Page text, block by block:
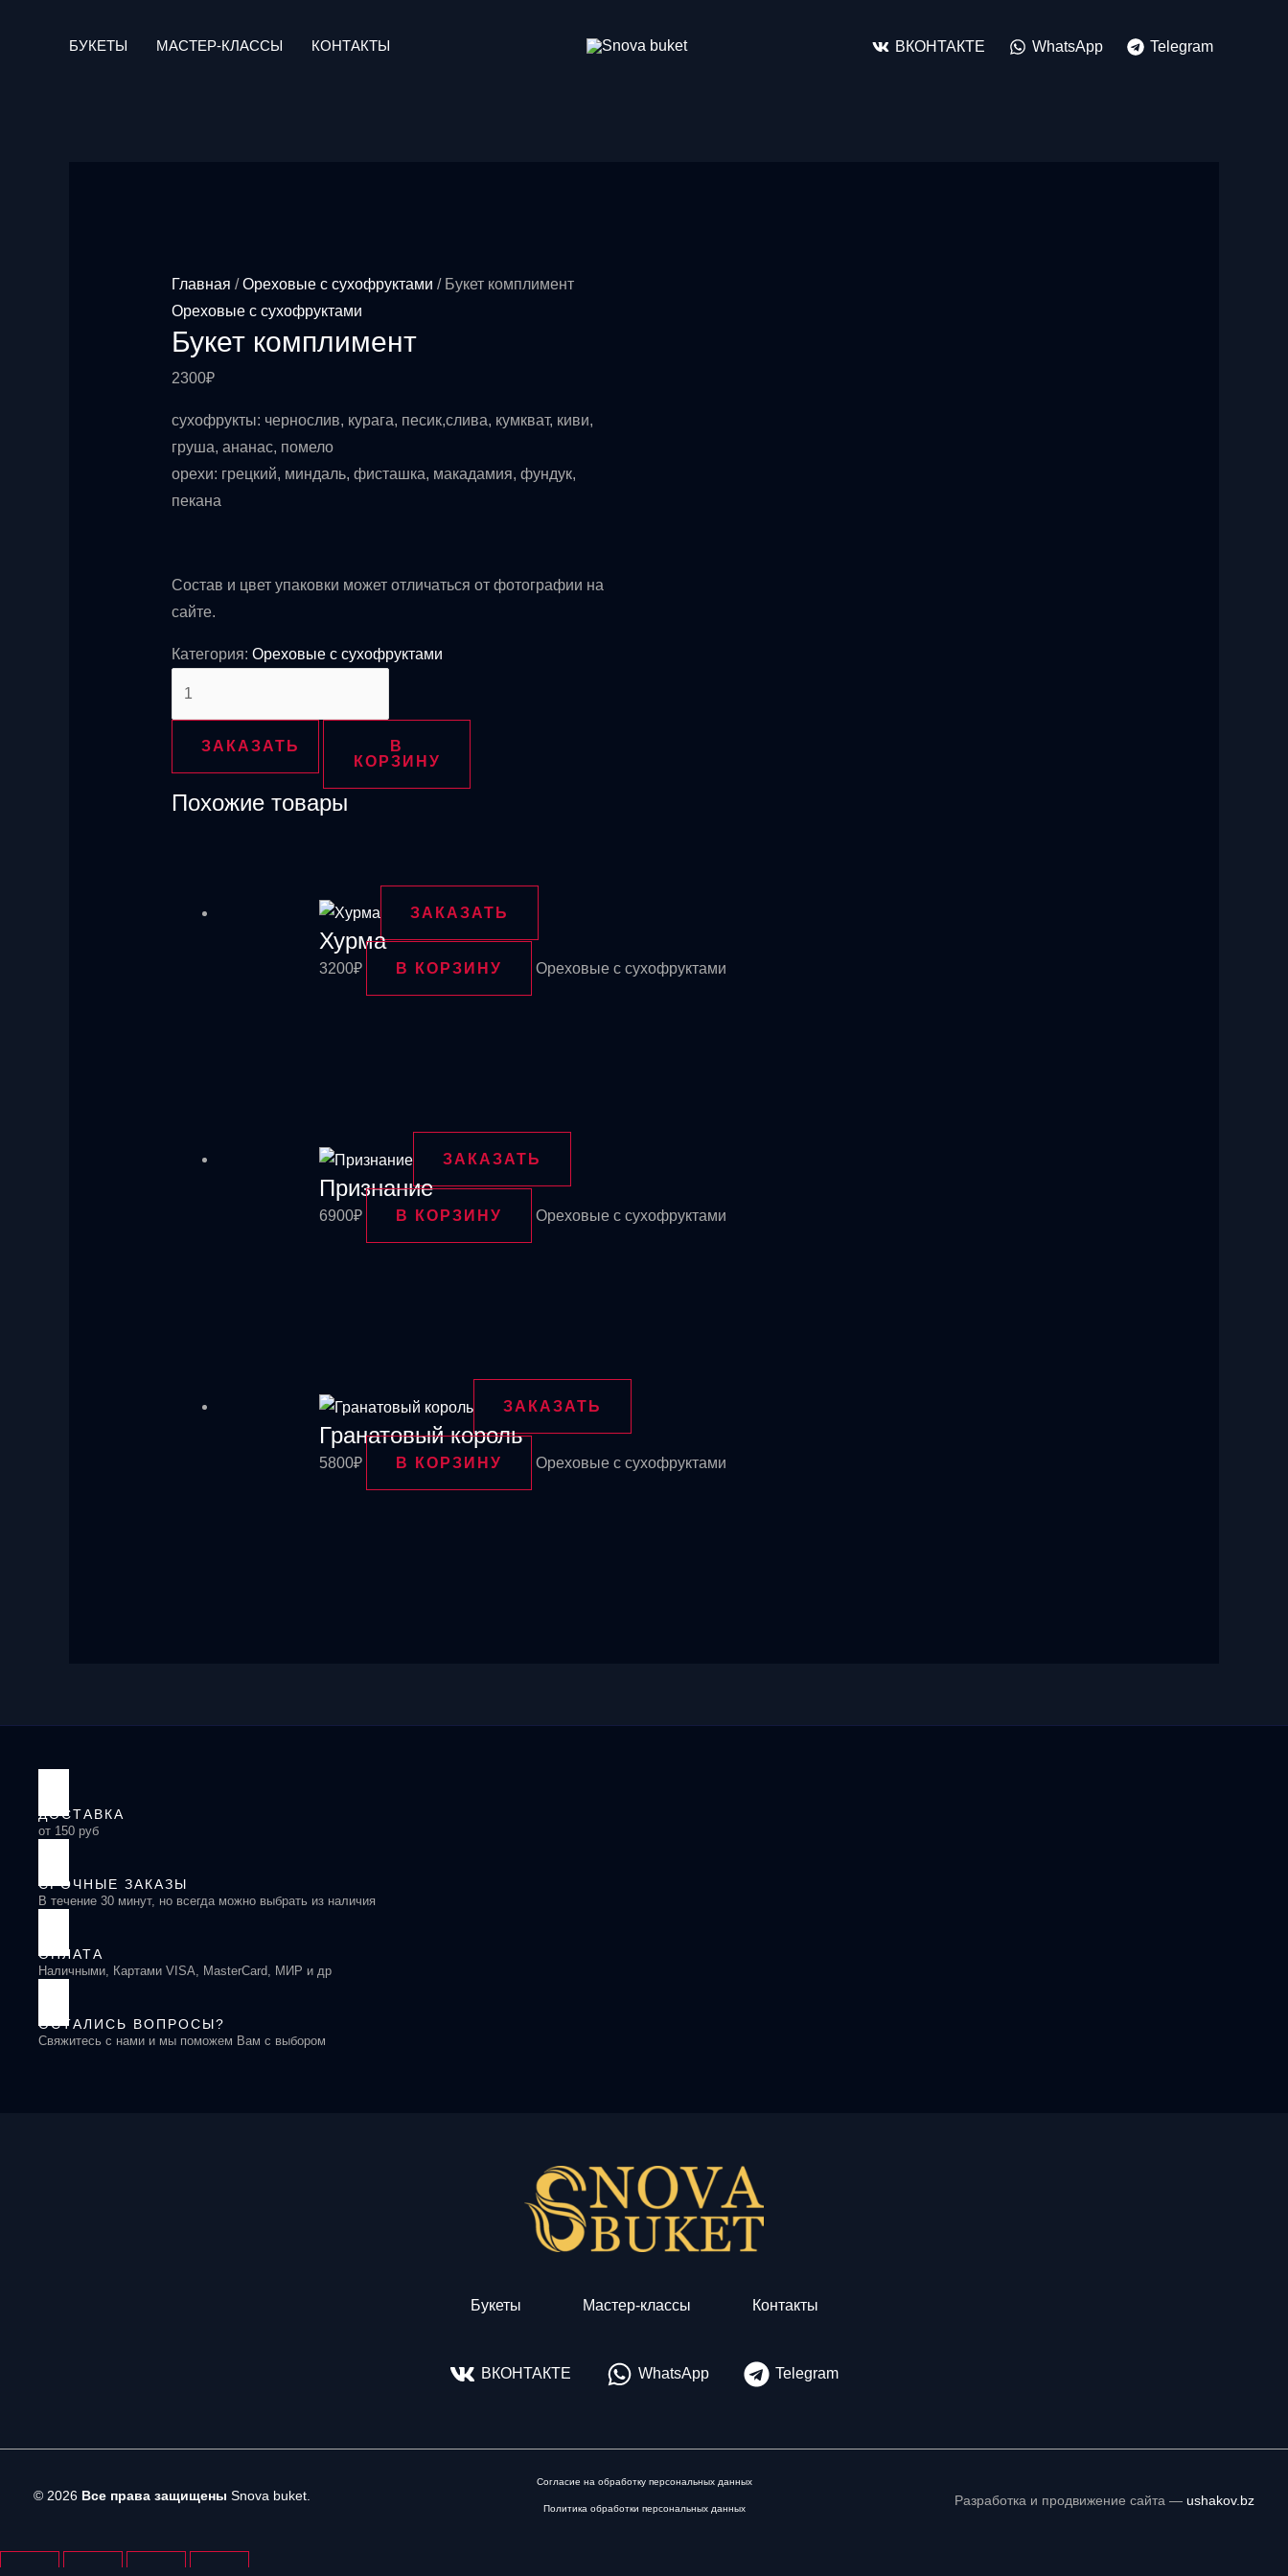
БУКЕТЫ МАСТЕР-КЛАССЫ КОНТАКТЫ ВКОНТАКТЕ WhatsApp Telegram
Главная /Ореховые с сухофруктами / Букет комплимент
Ореховые с сухофруктами
Букет комплимент
2300₽
сухофрукты: чернослив, курага, песик,слива, кумкват, киви,
груша, ананас, помело
орехи: грецкий, миндаль, фисташка, макадамия, фундук,
пекана
Состав и цвет упаковки может отличаться от фотографии на
сайте.
Категория: Ореховые с сухофруктами
ЗАКАЗАТЬ
В
КОРЗИНУ
Похожие товары
ЗАКАЗАТЬ
Хурма
3200₽ В КОРЗИНУ Ореховые с сухофруктами
ЗАКАЗАТЬ
Признание
6900₽ В КОРЗИНУ Ореховые с сухофруктами
ЗАКАЗАТЬ
Гранатовый король
5800₽ В КОРЗИНУ Ореховые с сухофруктами
ДОСТАВКА
от 150 руб
СРОЧНЫЕ ЗАКАЗЫ
В течение 30 минут, но всегда можно выбрать из наличия
ОПЛАТА
Наличными, Картами VISA, MasterCard, МИР и др
ОСТАЛИСЬ ВОПРОСЫ?
Свяжитесь с нами и мы поможем Вам с выбором
Букеты Мастер-классы Контакты
ВКОНТАКТЕ WhatsApp Telegram
© 2026 Все права защищены Snova buket.
Согласие на обработку персональных данных
Политика обработки персональных данных
Разработка и продвижение сайта — ushakov.bz